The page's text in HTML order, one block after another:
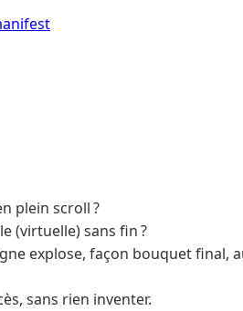
plein scroll ?
(virtuelle) sans fin ?
explose, façon bouquet final,
sans rien inventer.